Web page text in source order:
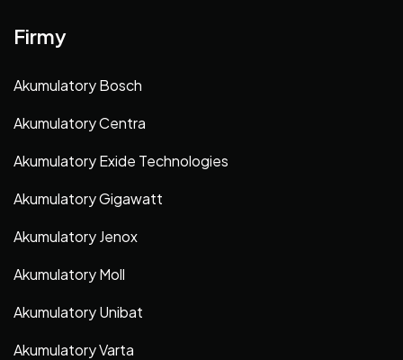
Firmy
Akumulatory Bosch
Akumulatory Centra
Akumulatory Exide Technologies
Akumulatory Gigawatt
Akumulatory Jenox
Akumulatory Moll
Akumulatory Unibat
Akumulatory Varta